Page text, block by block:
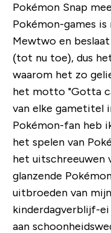
Pokémon Snap
Pokémon-games
Mewtwo en
(tot nu toe), dus
waarom het zo
het motto "Gotta
van elke gametitel
Pokémon-fan heb
het spelen van
het uitschreeuwen
glanzende
uitbroeden van
kinderdagverblijf-
aan